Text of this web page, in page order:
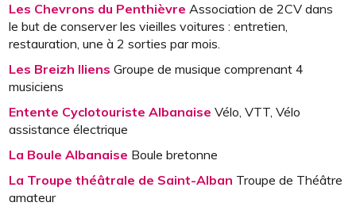
Les Chevrons du Penthièvre Association de 2CV dans
le but de conserver les vieilles voitures : entretien,
restauration, une à 2 sorties par mois.
Les Breizh Iliens Groupe de musique comprenant 4
musiciens
Entente Cyclotouriste Albanaise Vélo, VTT, Vélo
assistance électrique
La Boule Albanaise Boule bretonne
La Troupe théâtrale de Saint-Alban Troupe de Théâtre
amateur